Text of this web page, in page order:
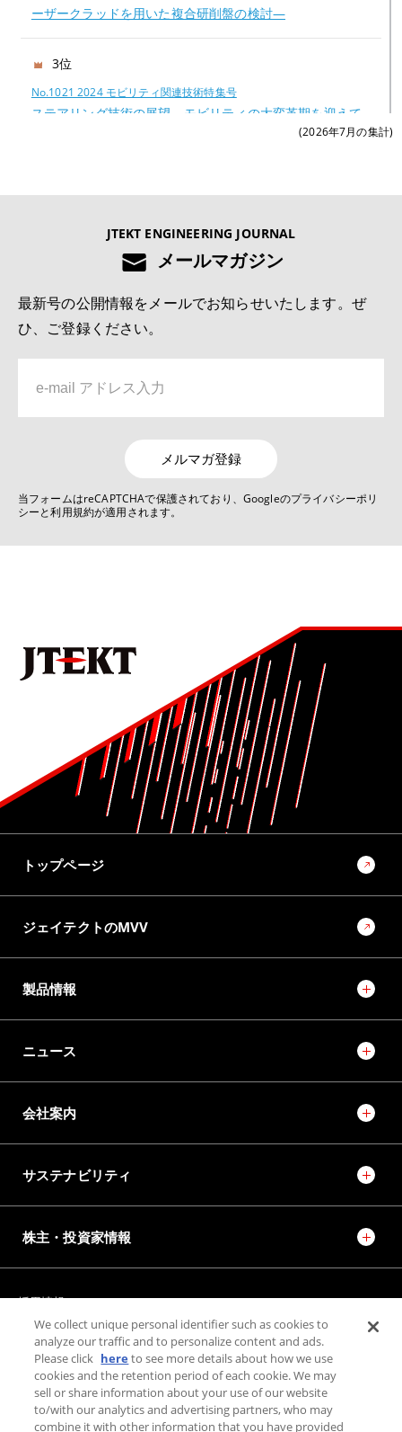
ーザークラッドを用いた複合研削盤の検討—
3位
No.1021 2024 モビリティ関連技術特集号
ステアリング技術の展望―モビリティの大変革期を迎えて
切削工具の異常検知および寿命予測システムの開発
No.1022 2025 モノづくりとモノづくり設備を支える技術特集号
深溝玉軸受用樹脂保持器の疲労強度解析技術
6位
No.1019 2022 自動車関連技術特集号
No.1022 2025 モノづくりとモノづくり設備を支える技術特集号
ステアバイワイヤを用いた非線形ヨーレート応答制御
No.1022 2025 モノづくりとモノづくり設備を支える技術特集号
ラックパラレルタイプ電動パワーステアリング（RP-EPS）
用ボールねじの量産転造装置の開発
No.1022 2025 モノづくりとモノづくり設備を支える技術特集号
モノづくりとモノづくり設備でモビリティ社会の未来を創
(2026年7月の集計)
JTEKT ENGINEERING JOURNAL
メールマガジン
最新号の公開情報をメールでお知らせいたします。ぜ
ひ、ご登録ください。
メルマガ登録
当フォームはreCAPTCHAで保護されており、Googleのプライバシーポリ
シーと利用規約が適用されます。
トップページ
ジェイテクトのMVV
製品情報
ニュース
会社案内
サステナビリティ
株主・投資家情報
採用情報 JTEKT STORIES
JTEKT SPORTS
JTEKT ENGINEERING JOURNAL
施設紹介
お問い合わせ
We collect unique personal identifier such as cookies to
analyze our traffic and to personalize content and ads.
Please click here to see more details about how we use
cookies and the retention period of each cookie. We may
sell or share information about your use of our website
to/with our analytics and advertising partners, who may
combine it with other information that you have provided